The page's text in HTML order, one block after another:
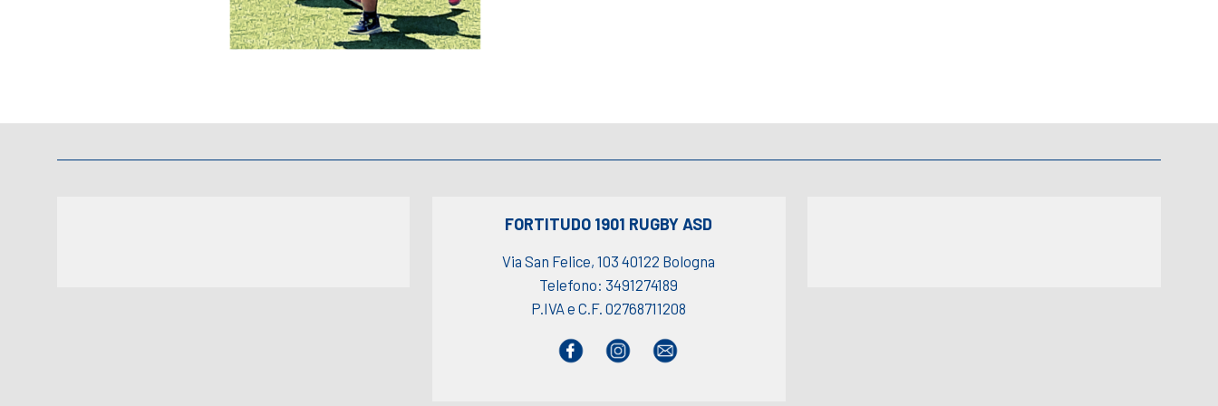
FORTITUDO 1901 RUGBY ASD
Via San Felice, 103 40122 Bologna
Telefono: 3491274189
P.IVA e C.F. 02768711208